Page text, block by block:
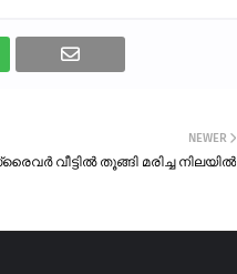
NEWER
വീട്ടിൽ തൂങ്ങി മരിച്ച നിലയിൽ